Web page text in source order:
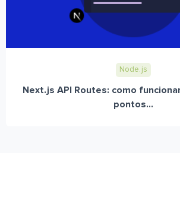
Node.js
Next.js API Routes: como
pontos...